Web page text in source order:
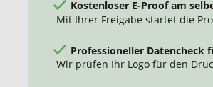
Kostenloser E-Proof am
Mit Ihrer Freigabe startet die
Professioneller Datencheck
Wir prüfen Ihr Logo für den